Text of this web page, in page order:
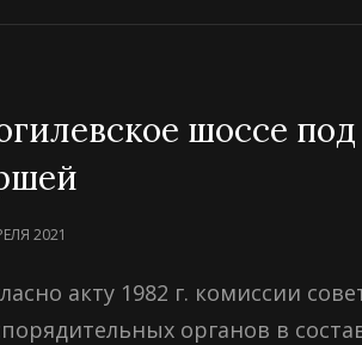
шоссе под
2021
акту 1982 г. комиссии
органов в